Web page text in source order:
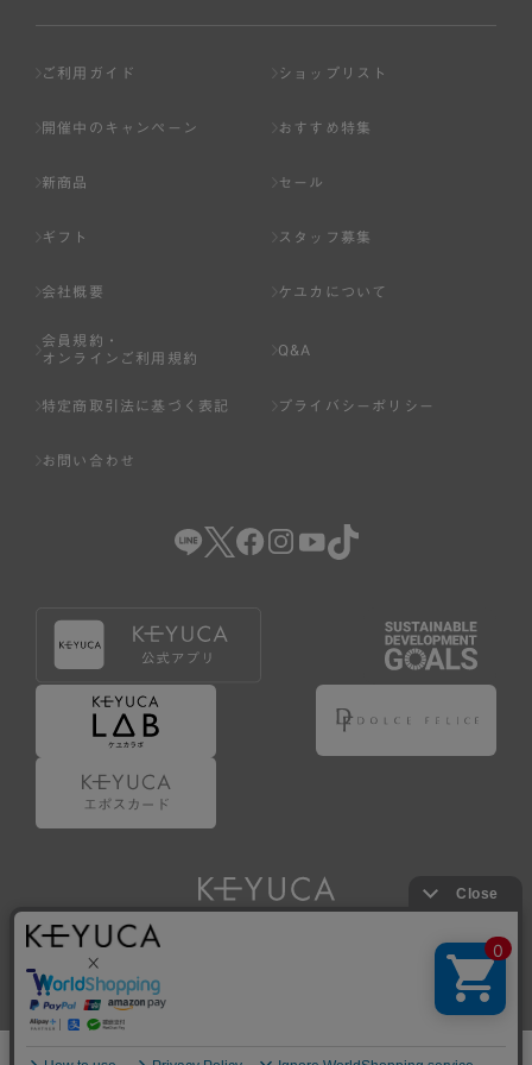
ご利用ガイド ショップリスト
開催中のキャンペーン おすすめ特集
新商品 セール
ギフト スタッフ募集
会社概要 ケユカについて
会員規約・
オンラインご利用規約
Q&A
特定商取引法に基づく表記 プライバシーポリシー
お問い合わせ
Copyright © KAWAJUN Co., Ltd. All Rights Reserved.